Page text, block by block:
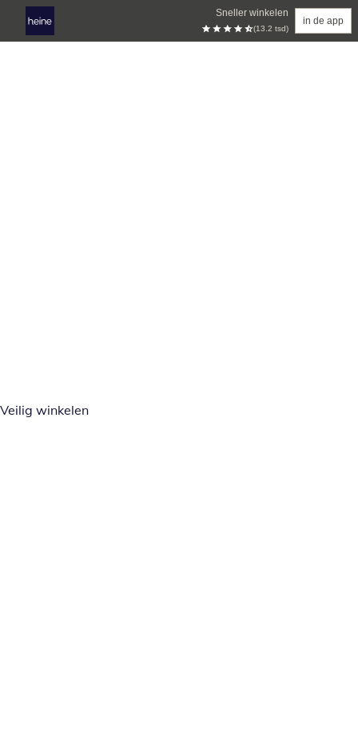
Sneller winkelen
(13.2 tsd)
in de app
Veilig winkelen